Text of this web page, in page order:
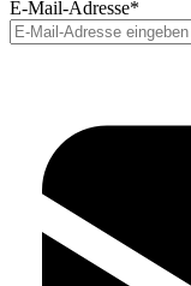
E-Mail-Adresse*